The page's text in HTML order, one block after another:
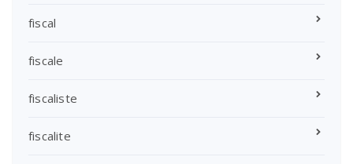
fiscal
fiscale
fiscaliste
fiscalite